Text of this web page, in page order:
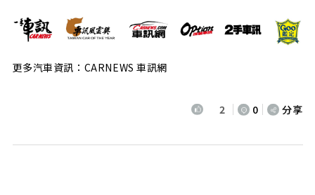
更多汽車資訊：CARNEWS 車訊網
2 0 分享